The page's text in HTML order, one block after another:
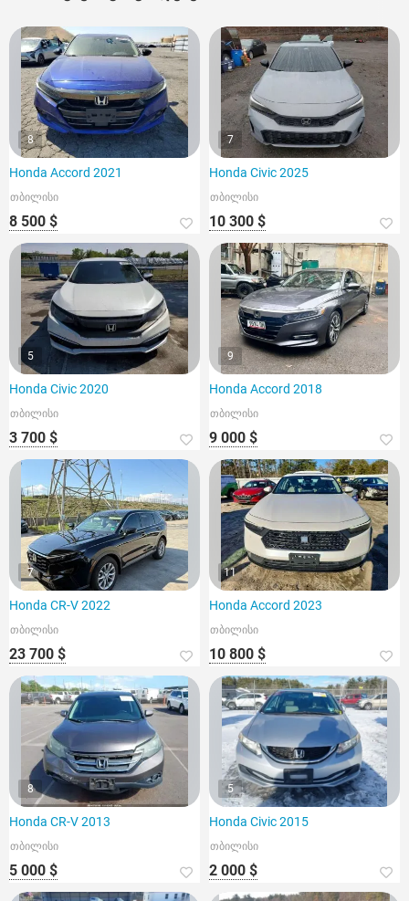
8
Honda Accord 2021
თბილისი
8 500 $
7
Honda Civic 2025
თბილისი
10 300 $
5
Honda Civic 2020
თბილისი
3 700 $
9
Honda Accord 2018
თბილისი
9 000 $
7
Honda CR-V 2022
თბილისი
23 700 $
11
Honda Accord 2023
თბილისი
10 800 $
8
Honda CR-V 2013
თბილისი
5 000 $
5
Honda Civic 2015
თბილისი
2 000 $